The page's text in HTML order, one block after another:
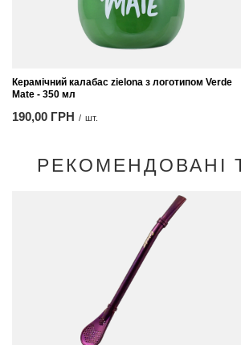
Керамічний калабас zielona з логотипом Verde
Mate - 350 мл
190,00 ГРН / шт.
РЕКОМЕНДОВАНІ